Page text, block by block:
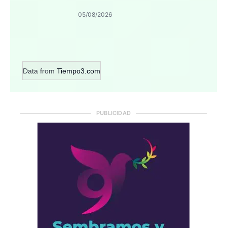
05/08/2026
Data from Tiempo3.com
PUBLICIDAD